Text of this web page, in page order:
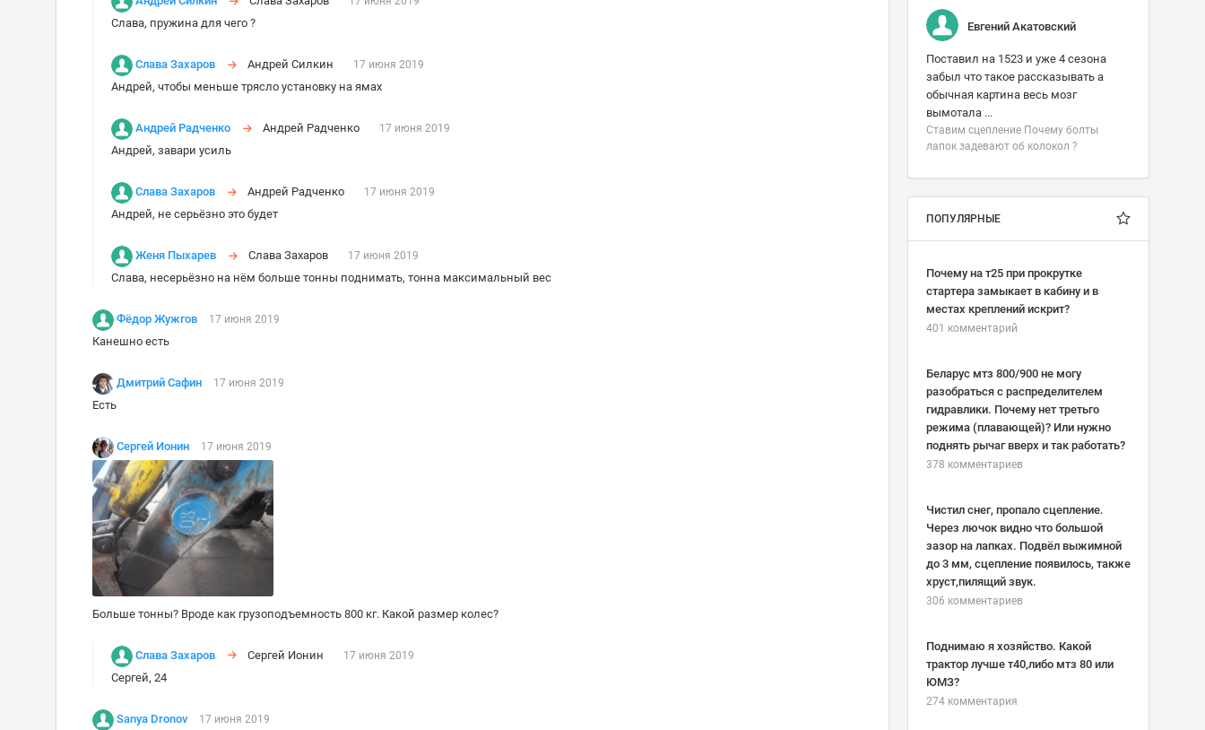
Слава, пружина для чего ?
Слава Захаров Андрей Силкин 17 июня 2019
Андрей, чтобы меньше трясло установку на ямах
Андрей Радченко Андрей Радченко 17 июня 2019
Андрей, завари усиль
Слава Захаров Андрей Радченко 17 июня 2019
Андрей, не серьёзно это будет
Женя Пыхарев Слава Захаров 17 июня 2019
Слава, несерьёзно на нём больше тонны поднимать, тонна максимальный вес
Фёдор Жужгов 17 июня 2019
Канешно есть
Дмитрий Сафин 17 июня 2019
Есть
Сергей Ионин 17 июня 2019
Больше тонны? Вроде как грузоподъемность 800 кг. Какой размер колес?
Слава Захаров Сергей Ионин 17 июня 2019
Сергей, 24
Sanya Dronov 17 июня 2019
Евгений Акатовский
Поставил на 1523 и уже 4 сезона
забыл что такое рассказывать а
обычная картина весь мозг
вымотала ...
Ставим сцепление Почему болты
лапок задевают об колокол ?
ПОПУЛЯРНЫЕ
Почему на т25 при прокрутке
стартера замыкает в кабину и в
местах креплений искрит?
401 комментарий
Беларус мтз 800/900 не могу
разобраться с распределителем
гидравлики. Почему нет третьго
режима (плавающей)? Или нужно
поднять рычаг вверх и так работать?
378 комментариев
Чистил снег, пропало сцепление.
Через лючок видно что большой
зазор на лапках. Подвёл выжимной
до 3 мм, сцепление появилось, также
хруст,пилящий звук.
306 комментариев
Поднимаю я хозяйство. Какой
трактор лучше т40,либо мтз 80 или
ЮМЗ?
274 комментария